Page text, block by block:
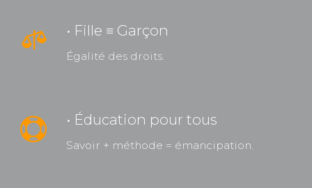
• Fille ≡ Garçon
Égalité des droits.
• Éducation pour tous
Savoir + méthode = émancipation.